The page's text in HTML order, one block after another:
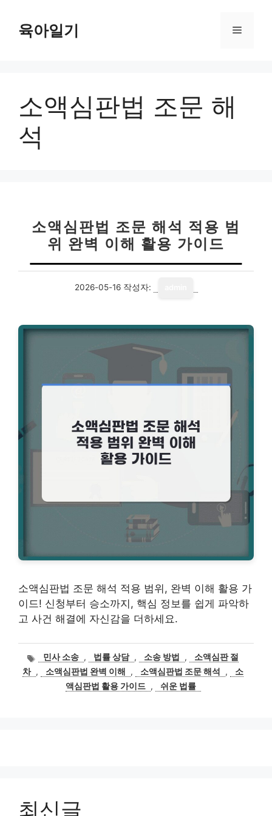
육아일기 메
소액심판법 조문 해
석
소액심판법 조문 해석 적용 범
위 완벽 이해 활용 가이드
2026-05-16 작성자:
소액심판법 조문 해석 적용 범위, 완벽 이해 활용 가
이드! 신청부터 승소까지, 핵심 정보를 쉽게 파악하
고 사건 해결에 자신감을 더하세요.
태민사 소송 , 법률 상담 , 소송 방법 ,
소액심판 절
차 , 소액심판법 완벽 이해 , 소액심판법 조문 해석 ,
소
액심판법 활용 가이드 , 쉬운 법률
최신글